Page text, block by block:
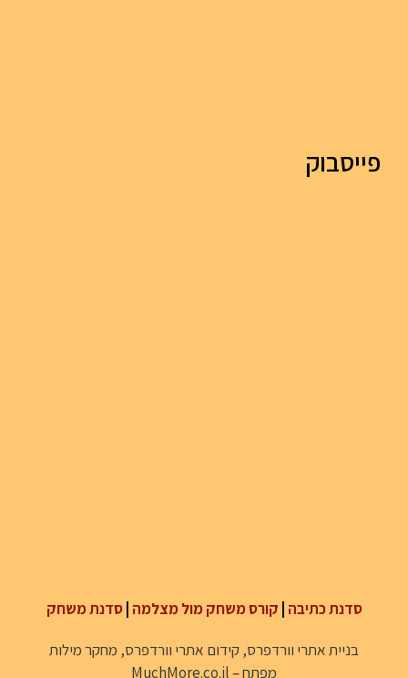
פייסבוק
סדנת כתיבה קורס משחק מול מצלמה |סדנת משחק
בניית אתרי וורדפרס, קידום אתרי וורדפרס, מחקר מילות
מפתח–
MuchMore.co.il